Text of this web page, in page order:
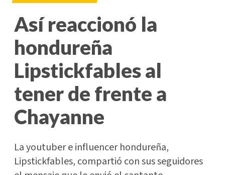
Así reaccionó la
hondureña
Lipstickfables al
tener de frente a
Chayanne
La youtuber e influencer hondureña,
Lipstickfables, compartió con sus seguidores